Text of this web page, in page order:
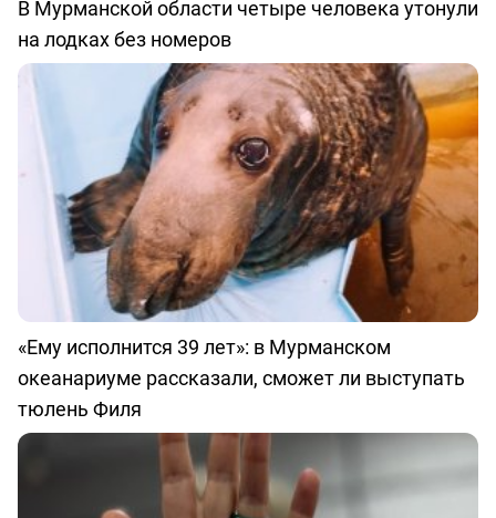
В Мурманской области четыре человека утонули
на лодках без номеров
«Ему исполнится 39 лет»: в Мурманском
океанариуме рассказали, сможет ли выступать
тюлень Филя